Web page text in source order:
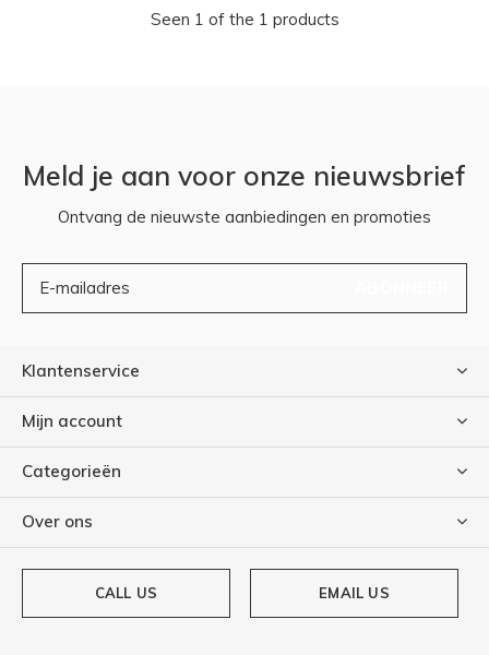
Seen 1 of the 1 products
Meld je aan voor onze nieuwsbrief
Ontvang de nieuwste aanbiedingen en promoties
Klantenservice
Mijn account
Categorieën
Over ons
CALL US EMAIL US